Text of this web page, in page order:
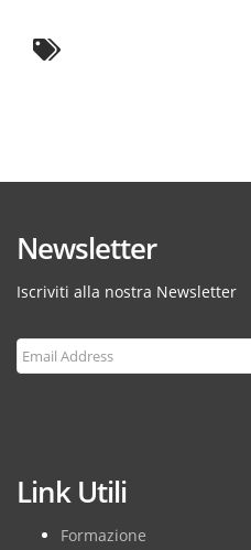
Newsletter
Iscriviti alla nostra Newsletter
Link Utili
Formazione